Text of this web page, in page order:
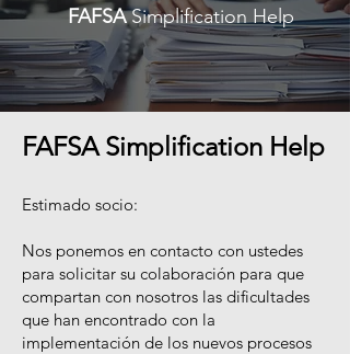
FAFSASimplification Help
FAFSA Simplification Help
Estimado socio:
Nos ponemos en contacto con ustedes
para solicitar su colaboración para que
compartan con nosotros las dificultades
que han encontrado con la
implementación de los nuevos procesos